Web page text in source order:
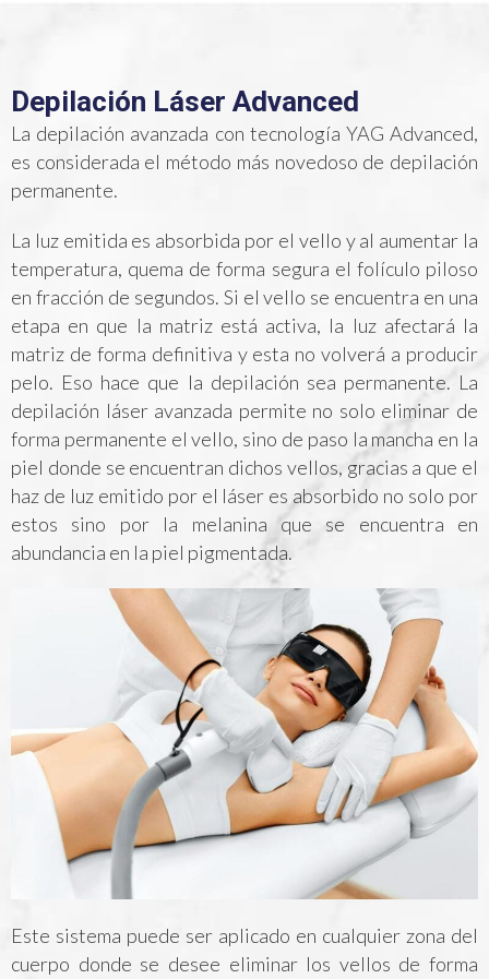
Depilación Láser Advanced
La depilación avanzada con tecnología YAG Advanced,
es considerada el método más novedoso de depilación
permanente.
La luz emitida es absorbida por el vello y al aumentar la
temperatura, quema de forma segura el folículo piloso
en fracción de segundos. Si el vello se encuentra en una
etapa en que la matriz está activa, la luz afectará la
matriz de forma definitiva y esta no volverá a producir
pelo. Eso hace que la depilación sea permanente. La
depilación láser avanzada permite no solo eliminar de
forma permanente el vello, sino de paso la mancha en la
piel donde se encuentran dichos vellos, gracias a que el
haz de luz emitido por el láser es absorbido no solo por
estos sino por la melanina que se encuentra en
abundancia en la piel pigmentada.
Este sistema puede ser aplicado en cualquier zona del
cuerpo donde se desee eliminar los vellos de forma